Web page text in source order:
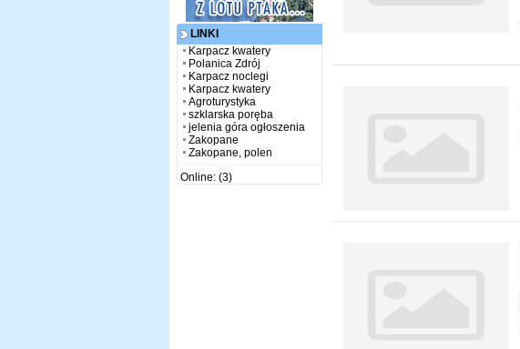
LINKI
Karpacz kwatery
Polanica Zdrój
Karpacz noclegi
Karpacz kwatery
Agroturystyka
szklarska poręba
jelenia góra ogłoszenia
Zakopane
Zakopane, polen
Online: (3)